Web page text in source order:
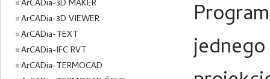
ArCADia-3D MAKER
ArCADia-3D VIEWER
ArCADia-TEXT
ArCADia-IFC RVT
ArCADia-TERMOCAD